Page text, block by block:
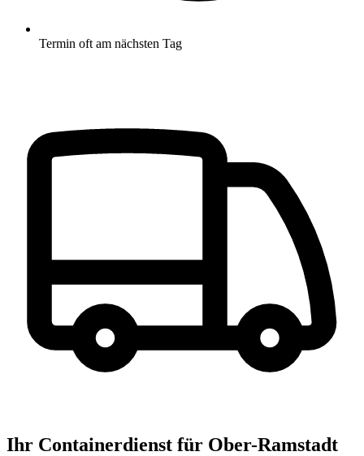
Termin oft am nächsten Tag
Ihr Containerdienst für Ober-Ramstadt